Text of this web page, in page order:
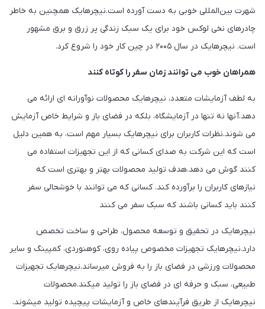
شهرت بین‌المللی خوبی به دست آورده است.نیچرهایک همچنین به خاطر
چادرهای نخی لوکس خود برای یک سبک زندگی پر زرق و برق مشهور
است. نیچرهایک در سال ۲۰۰۵ در چین کار خود را شروع کرد.
همراهان خوب می توانند زمان سفر را کوتاه کنند
به لطف آزمایشات متعدد، نیچرهایک محصولات نوآورانه ای ارائه می
دهد.آنها نه تنها در آزمایشگاه، بلکه در فضای باز و شرایط خاص آزمایش
می شوند.نظرات کاربران برای نیچرهایک بسیار مهم است، به همین دلیل
است که این شرکت به صدای کسانی که از این تجهیزات استفاده می
کنند گوش می دهد.هدف تولید محصولات بهتر و بهتری است که
نیازهای کاربران را برآورده کند. کسانی که می توانند با خوشحالی سفر
کنند باید کسانی باشند که سبک سفر می کنند
نیچرهایک در تحقیق و توسعه محصول، طراحی و ساخت تخصص
دارد.نیچرهایک تجهیزات مخصوص پیاده روی، کوهنوردی، کمپینگ و سایر
محصولات ورزشی در فضای باز را به فروش میرساند.نیچرهایک تجهیزات
طبیعی، سبک و حرفه ای در فضای باز را تولید میکند.محصولات
نیچرهایک از طریق فرآیندهای خاص و آزمایشات پیچیده تولید میشوند.